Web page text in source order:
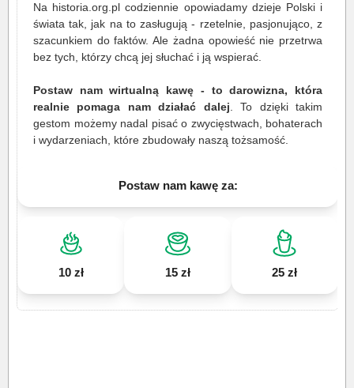
Na historia.org.pl codziennie opowiadamy dzieje Polski i
świata tak, jak na to zasługują - rzetelnie, pasjonująco, z
szacunkiem do faktów. Ale żadna opowieść nie przetrwa
bez tych, którzy chcą jej słuchać i ją wspierać.
Postaw nam wirtualną kawę - to darowizna, która
realnie pomaga nam działać dalej . To dzięki takim
gestom możemy nadal pisać o zwycięstwach, bohaterach
i wydarzeniach, które zbudowały naszą tożsamość.
Postaw nam kawę za:
10 zł 15 zł 25 zł